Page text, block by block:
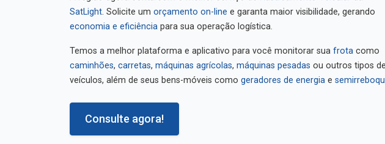
SatLight
. Solicite um orçamento on-line
e garanta maior visibilidade, gerando
economia e eficiência
para sua operação logística.
Temos a melhor plataforma e aplicativo para você monitorar sua frota
caminhões
máquinas agrícolas máquinas pesadas
ou outros tipos de
veículos, além de seus bens-móveis como
geradores de energia
Consulte agora!